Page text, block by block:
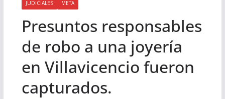
JUDICIALES META
Presuntos responsables
de robo a una joyería
en Villavicencio fueron
capturados.